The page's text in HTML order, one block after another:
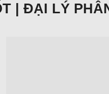
| ĐẠI LÝ